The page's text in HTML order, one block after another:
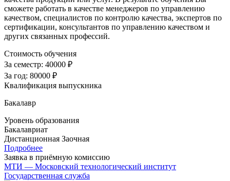
сможете работать в качестве менеджеров по управлению
качеством, специалистов по контролю качества, экспертов по
сертификации, консультантов по управлению качеством и
других связанных профессий.
Стоимость обучения
За семестр: 40000 ₽
За год: 80000 ₽
Квалификация выпускника
Бакалавр
Уровень образования
Бакалавриат
Дистанционная Заочная
Подробнее
Заявка в приёмную комиссию
МТИ — Московский технологический институт
Государственная служба